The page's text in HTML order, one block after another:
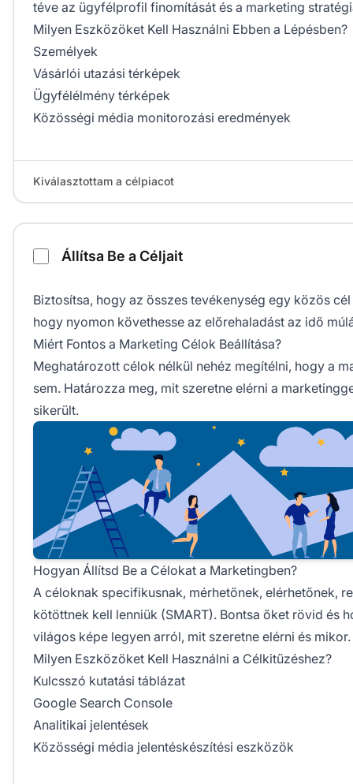
téve az ügyfélprofil finomítását és a marketing
Milyen Eszközöket Kell Használni Ebben a Lépésben?
Személyek
Vásárlói utazási térképek
Ügyfélélmény térképek
Közösségi média monitorozási eredmények
Kiválasztottam a célpiacot
Állítsa Be a Céljait
Biztosítsa, hogy az összes tevékenység egy közös
hogy nyomon követhesse az előrehaladást az idő
Miért Fontos a Marketing Célok Beállítása?
Meghatározott célok nélkül nehéz megítélni, hogy a
sem. Határozza meg, mit szeretne elérni a
sikerült.
Hogyan Állítsd Be a Célokat a Marketingben?
A céloknak specifikusnak, mérhetőnek, elérhetőnek,
kötöttnek kell lenniük (SMART). Bontsa őket rövid és
világos képe legyen arról, mit szeretne elérni és mikor.
Milyen Eszközöket Kell Használni a Célkitűzéshez?
Kulcsszó kutatási táblázat
Google Search Console
Analitikai jelentések
Közösségi média jelentéskészítési eszközök